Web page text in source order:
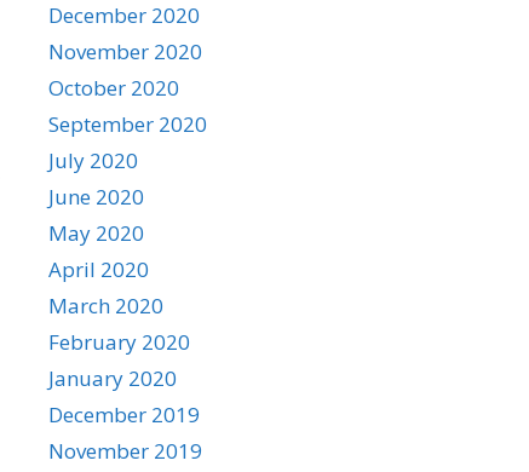
December 2020
November 2020
October 2020
September 2020
July 2020
June 2020
May 2020
April 2020
March 2020
February 2020
January 2020
December 2019
November 2019